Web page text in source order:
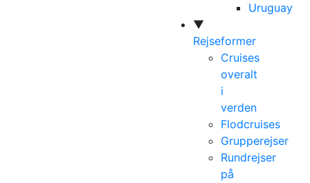
Uruguay
▼
Rejseformer
Cruises
overalt
i
verden
Flodcruises
Grupperejser
Rundrejser
på